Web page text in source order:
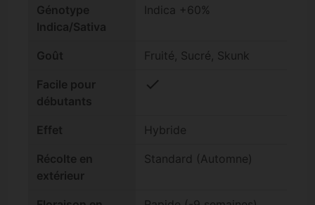
Génotype
Indica/Sativa
Indica +60%
Goût Fruité, Sucré, Skunk
Facile pour
débutants
check
Effet Hybride
Récolte en
extérieur
Standard (Automne)